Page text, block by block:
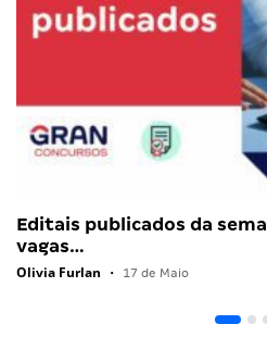
Editais publicados da
vagas…
Olivia Furlan • 17 de Maio